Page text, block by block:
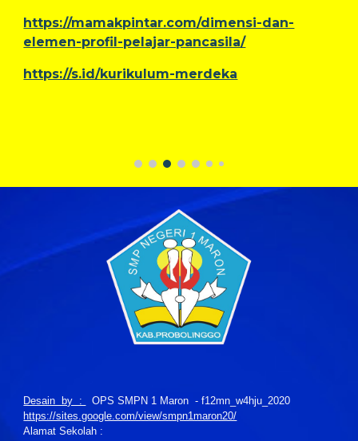
https://mamakpintar.com/dimensi-dan-
elemen-profil-pelajar-pancasila/
https://s.id/kurikulum-merdeka
Desain by :
OPS SMPN 1 Maron - f12mn_w4hju_2020
https://sites.google.com/view/smpn1maron20/
Alamat Sekolah :